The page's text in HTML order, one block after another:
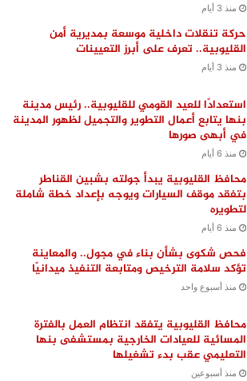
منذ 3 أيام
حركة تنقلات داخلية موسعة بمديرية أمن
القليوبية.. تعرف على أبرز التعيينات
منذ 3 أيام
استعدادًا للعيد القومي للقليوبية.. رئيس مدينة
بنها يتابع أعمال التطوير والتجميل لظهور المدينة
في أبهى صورها
منذ 6 أيام
محافظ القليوبية يبدأ جولته بشبين القناطر
بتفقد موقف السيارات ويوجه بإعداد خطة شاملة
لتطويره
منذ 6 أيام
فحص شكوى بشأن بناء في مجول.. والمعاينة
تؤكد سلامة الترخيص ومتابعة التنفيذ ميدانيًا
منذ أسبوع واحد
محافظ القليوبية يتفقد انتظام العمل بالفترة
المسائية للعيادات الخارجية بمستشفى بنها
التعليمي عقب بدء تشغيلها
منذ أسبوعين